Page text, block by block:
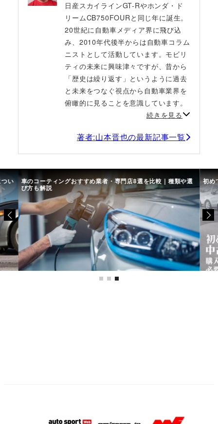
日産スカイラインGT-Rやホンダ・ド
リームCB750FOURと同じ年に誕生。
20世紀に自動車メディア界に飛び込
み、2010年代後半からは自動車コラム
ニストとして活動しています。モビリ
ティの未来に興味津々ですが、昔から
「歴史は繰り返す」というように過去
と未来をつなぐ視点から自動車業界を
俯瞰的に見ることを意識しています。
続きを見る
著者:山本晋也の最新記事一覧
い 車のコーティングおすすめ業者・専門店8選を比較｜種類や選
び方も解説
初め